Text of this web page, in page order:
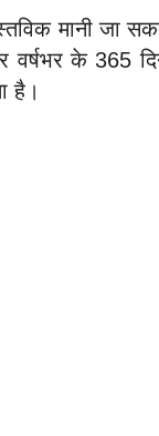
मानी जा
वर्षभर के 365
है।